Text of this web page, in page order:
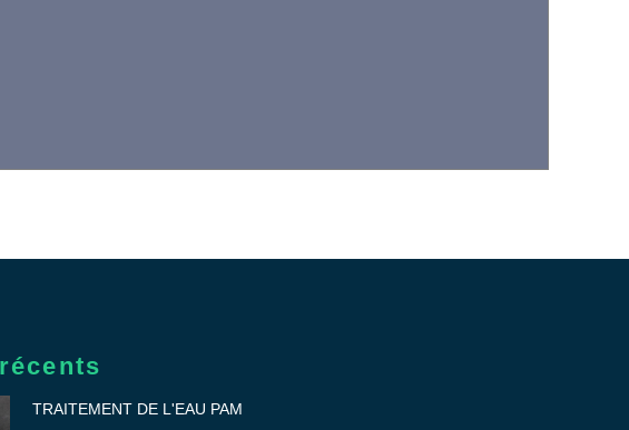
TRAITEMENT DE L'EAU PAM